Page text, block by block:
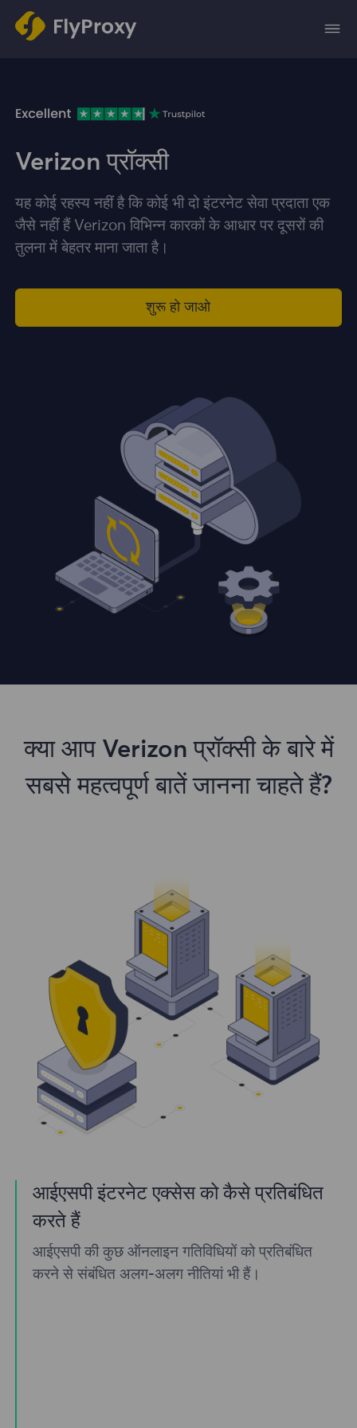
Verizon प्रॉक्सी
यह कोई रहस्य नहीं है कि कोई भी दो इंटरनेट सेवा प्रदाता एक
जैसे नहीं हैं Verizon विभिन्न कारकों के आधार पर दूसरों की
तुलना में बेहतर माना जाता है।
शुरू हो जाओ
क्या आप Verizon प्रॉक्सी के बारे में
सबसे महत्वपूर्ण बातें जानना चाहते हैं?
आईएसपी इंटरनेट एक्सेस को कैसे प्रतिबंधित
करते हैं
आईएसपी की कुछ ऑनलाइन गतिविधियों को प्रतिबंधित
करने से संबंधित अलग-अलग नीतियां भी हैं।